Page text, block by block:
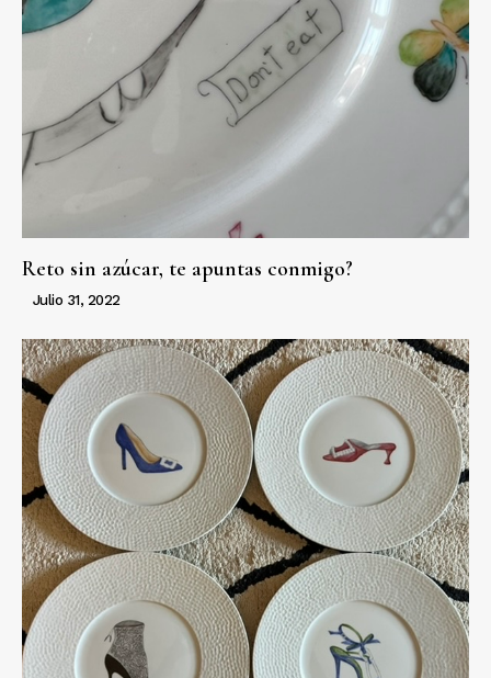
Reto sin azúcar, te apuntas conmigo?
Julio 31, 2022